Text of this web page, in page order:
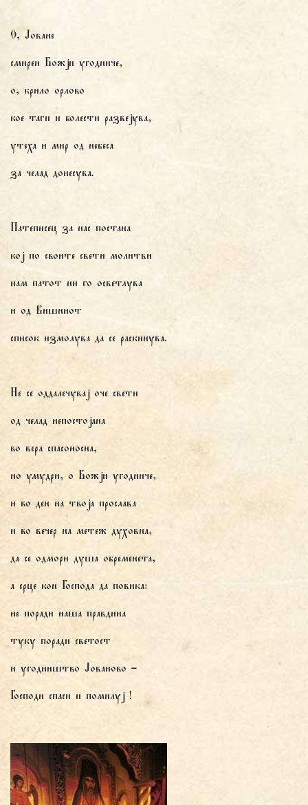
О, Јоване
смирен Божји угодниче,
о, крило орлово
кое таги и болести развејува,
утеха и мир од небеса
за челад донесува.
Патеписец за нас постана
кој по своите свети молитви
нам патот ни го осветлува
и од Вишниот
список измолува да се раскинува.
Не се оддалечувај оче свети
од челад непостојана
во вера спасоносна,
но умудри, о Божји угодниче,
и во ден на твоја прослава
и во вечер на метеж духовна,
да се одмори душа обременета,
а срце кон Господа да повика:
не поради наша правдина
туку поради светост
и угодништво Јованово –
Господи спаси и помилуј !